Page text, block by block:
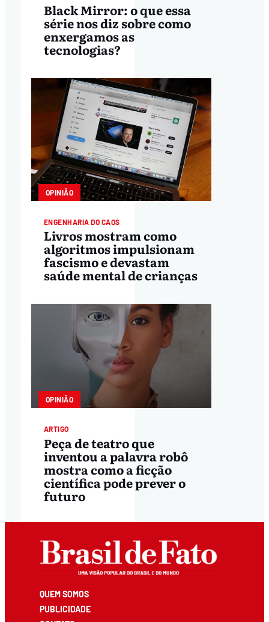
Black Mirror: o que essa
série nos diz sobre como
enxergamos as
tecnologias?
OPINIÃO
ENGENHARIA DO CAOS
Livros mostram como
algoritmos impulsionam
fascismo e devastam
saúde mental de crianças
OPINIÃO
ARTIGO
Peça de teatro que
inventou a palavra robô
mostra como a ficção
científica pode prever o
futuro
QUEM SOMOS
PUBLICIDADE